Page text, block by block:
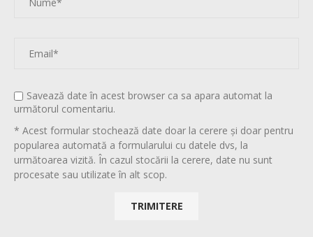
Savează date în acest browser ca sa apara automat la
următorul comentariu.
* Acest formular stochează date doar la cerere și doar pentru
popularea automată a formularului cu datele dvs, la
următoarea vizită. În cazul stocării la cerere, date nu sunt
procesate sau utilizate în alt scop.